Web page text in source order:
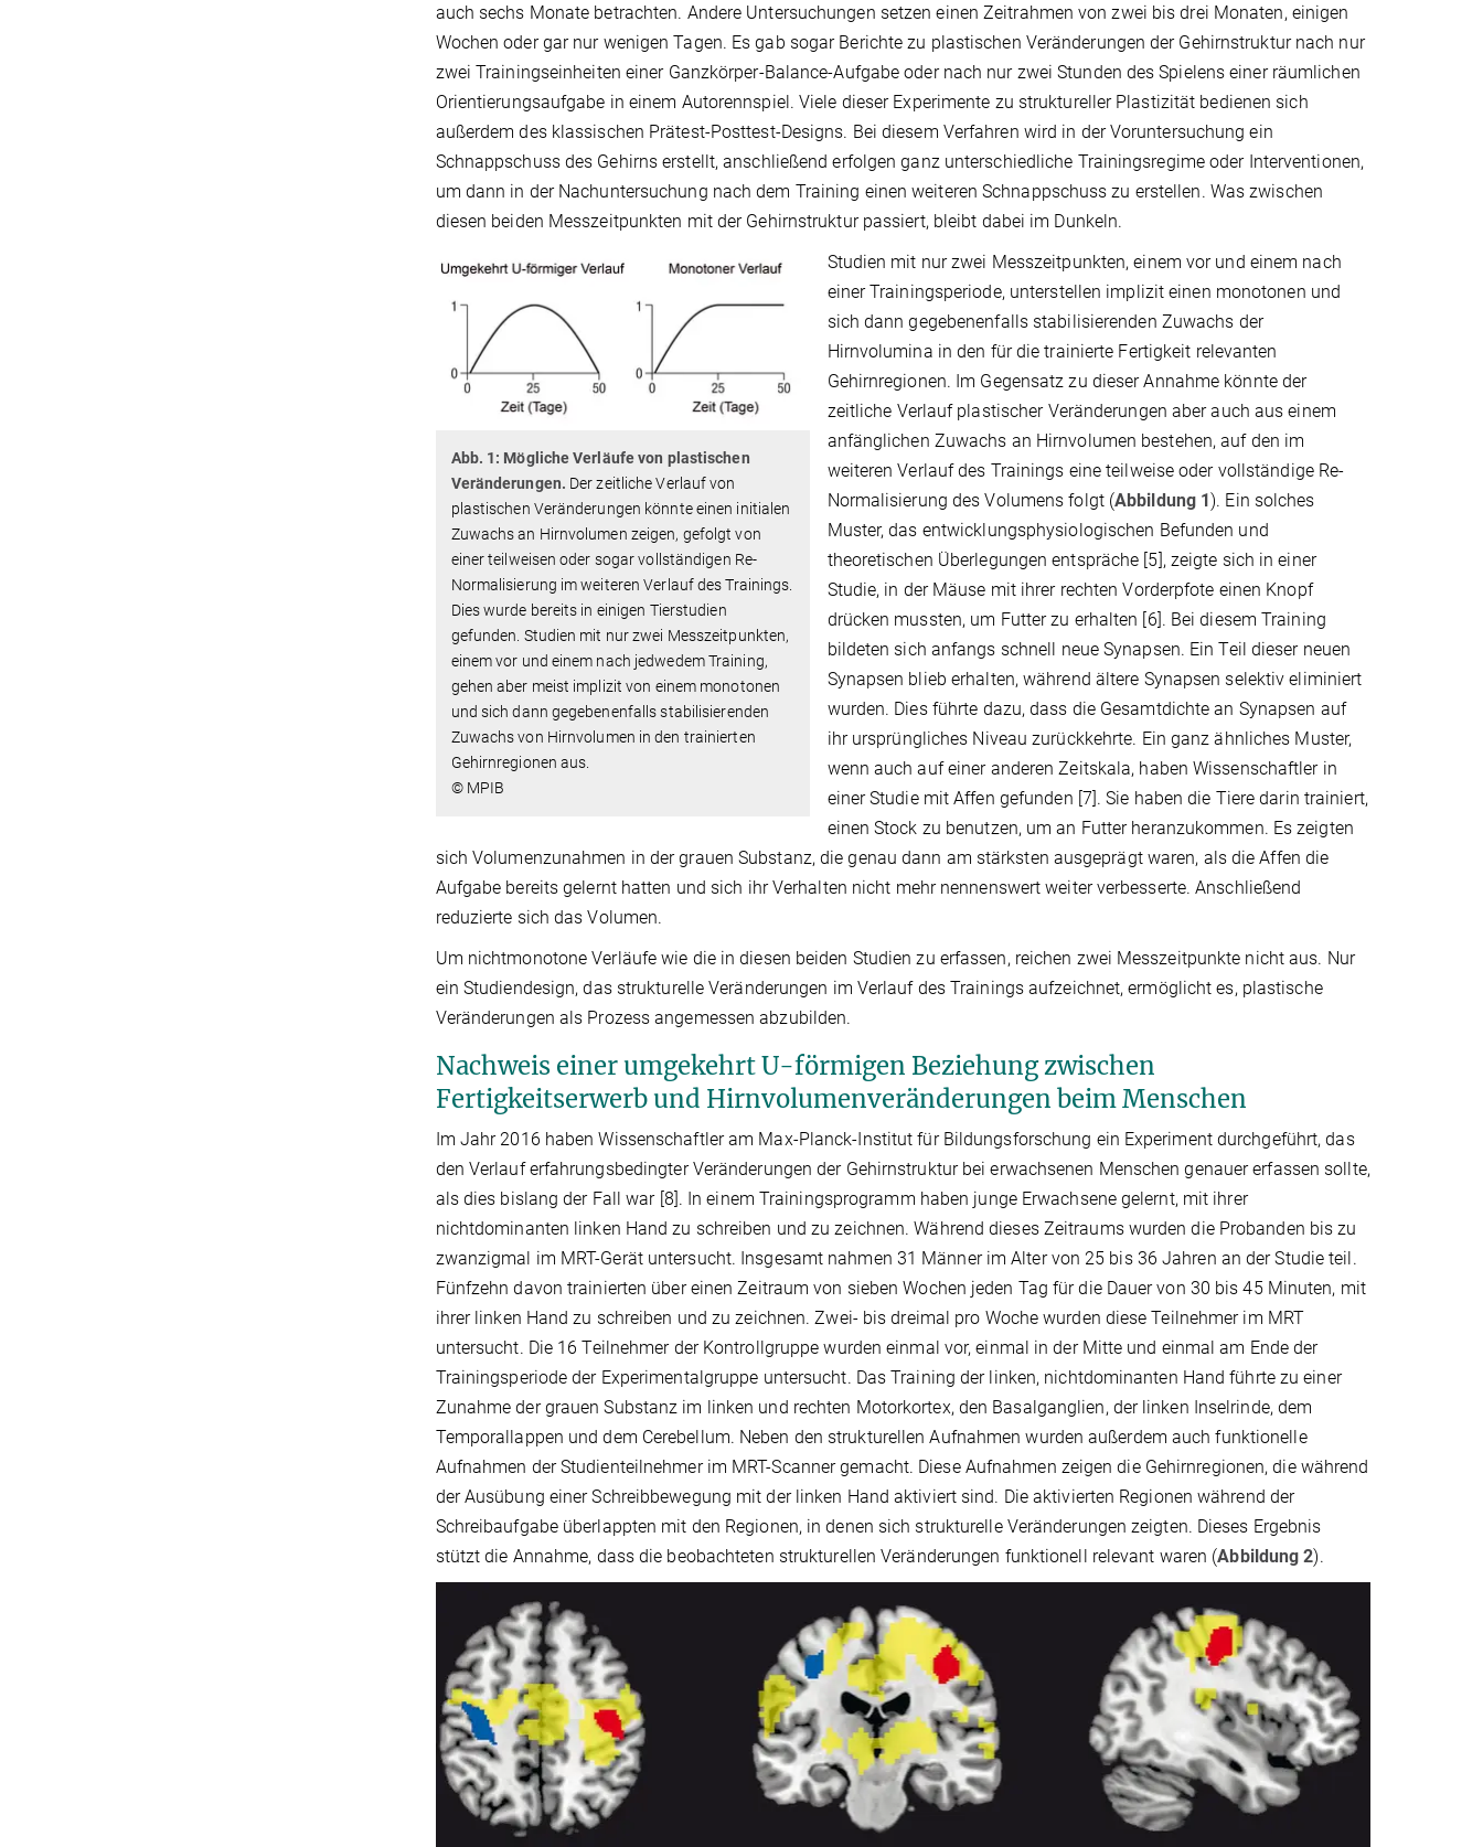
auch sechs Monate betrachten. Andere Untersuchungen setzen einen Zeitrahmen von zwei bis drei Monaten, einigen
Wochen oder gar nur wenigen Tagen. Es gab sogar Berichte zu plastischen Veränderungen der Gehirnstruktur nach nur
zwei Trainingseinheiten einer Ganzkörper-Balance-Aufgabe oder nach nur zwei Stunden des Spielens einer räumlichen
Orientierungsaufgabe in einem Autorennspiel. Viele dieser Experimente zu struktureller Plastizität bedienen sich
außerdem des klassischen Prätest-Posttest-Designs. Bei diesem Verfahren wird in der Voruntersuchung ein
Schnappschuss des Gehirns erstellt, anschließend erfolgen ganz unterschiedliche Trainingsregime oder Interventionen,
um dann in der Nachuntersuchung nach dem Training einen weiteren Schnappschuss zu erstellen. Was zwischen
diesen beiden Messzeitpunkten mit der Gehirnstruktur passiert, bleibt dabei im Dunkeln.
Abb. 1: Mögliche Verläufe von plastischen
Veränderungen. Der zeitliche Verlauf von
plastischen Veränderungen könnte einen initialen
Zuwachs an Hirnvolumen zeigen, gefolgt von
einer teilweisen oder sogar vollständigen Re-
Normalisierung im weiteren Verlauf des Trainings.
Dies wurde bereits in einigen Tierstudien
gefunden. Studien mit nur zwei Messzeitpunkten,
einem vor und einem nach jedwedem Training,
gehen aber meist implizit von einem monotonen
und sich dann gegebenenfalls stabilisierenden
Zuwachs von Hirnvolumen in den trainierten
Gehirnregionen aus.
© MPIB
Studien mit nur zwei Messzeitpunkten, einem vor und einem nach
einer Trainingsperiode, unterstellen implizit einen monotonen und
sich dann gegebenenfalls stabilisierenden Zuwachs der
Hirnvolumina in den für die trainierte Fertigkeit relevanten
Gehirnregionen. Im Gegensatz zu dieser Annahme könnte der
zeitliche Verlauf plastischer Veränderungen aber auch aus einem
anfänglichen Zuwachs an Hirnvolumen bestehen, auf den im
weiteren Verlauf des Trainings eine teilweise oder vollständige Re-
Normalisierung des Volumens folgt (Abbildung 1). Ein solches
Muster, das entwicklungsphysiologischen Befunden und
theoretischen Überlegungen entspräche [5], zeigte sich in einer
Studie, in der Mäuse mit ihrer rechten Vorderpfote einen Knopf
drücken mussten, um Futter zu erhalten [6]. Bei diesem Training
bildeten sich anfangs schnell neue Synapsen. Ein Teil dieser neuen
Synapsen blieb erhalten, während ältere Synapsen selektiv eliminiert
wurden. Dies führte dazu, dass die Gesamtdichte an Synapsen auf
ihr ursprüngliches Niveau zurückkehrte. Ein ganz ähnliches Muster,
wenn auch auf einer anderen Zeitskala, haben Wissenschaftler in
einer Studie mit Affen gefunden [7]. Sie haben die Tiere darin trainiert,
einen Stock zu benutzen, um an Futter heranzukommen. Es zeigten
sich Volumenzunahmen in der grauen Substanz, die genau dann am stärksten ausgeprägt waren, als die Affen die
Aufgabe bereits gelernt hatten und sich ihr Verhalten nicht mehr nennenswert weiter verbesserte. Anschließend
reduzierte sich das Volumen.
Um nichtmonotone Verläufe wie die in diesen beiden Studien zu erfassen, reichen zwei Messzeitpunkte nicht aus. Nur
ein Studiendesign, das strukturelle Veränderungen im Verlauf des Trainings aufzeichnet, ermöglicht es, plastische
Veränderungen als Prozess angemessen abzubilden.
Nachweis einer umgekehrt U-förmigen Beziehung zwischen
Fertigkeitserwerb und Hirnvolumenveränderungen beim Menschen
Im Jahr 2016 haben Wissenschaftler am Max-Planck-Institut für Bildungsforschung ein Experiment durchgeführt, das
den Verlauf erfahrungsbedingter Veränderungen der Gehirnstruktur bei erwachsenen Menschen genauer erfassen sollte,
als dies bislang der Fall war [8]. In einem Trainingsprogramm haben junge Erwachsene gelernt, mit ihrer
nichtdominanten linken Hand zu schreiben und zu zeichnen. Während dieses Zeitraums wurden die Probanden bis zu
zwanzigmal im MRT-Gerät untersucht. Insgesamt nahmen 31 Männer im Alter von 25 bis 36 Jahren an der Studie teil.
Fünfzehn davon trainierten über einen Zeitraum von sieben Wochen jeden Tag für die Dauer von 30 bis 45 Minuten, mit
ihrer linken Hand zu schreiben und zu zeichnen. Zwei- bis dreimal pro Woche wurden diese Teilnehmer im MRT
untersucht. Die 16 Teilnehmer der Kontrollgruppe wurden einmal vor, einmal in der Mitte und einmal am Ende der
Trainingsperiode der Experimentalgruppe untersucht. Das Training der linken, nichtdominanten Hand führte zu einer
Zunahme der grauen Substanz im linken und rechten Motorkortex, den Basalganglien, der linken Inselrinde, dem
Temporallappen und dem Cerebellum. Neben den strukturellen Aufnahmen wurden außerdem auch funktionelle
Aufnahmen der Studienteilnehmer im MRT-Scanner gemacht. Diese Aufnahmen zeigen die Gehirnregionen, die während
der Ausübung einer Schreibbewegung mit der linken Hand aktiviert sind. Die aktivierten Regionen während der
Schreibaufgabe überlappten mit den Regionen, in denen sich strukturelle Veränderungen zeigten. Dieses Ergebnis
stützt die Annahme, dass die beobachteten strukturellen Veränderungen funktionell relevant waren (Abbildung 2).